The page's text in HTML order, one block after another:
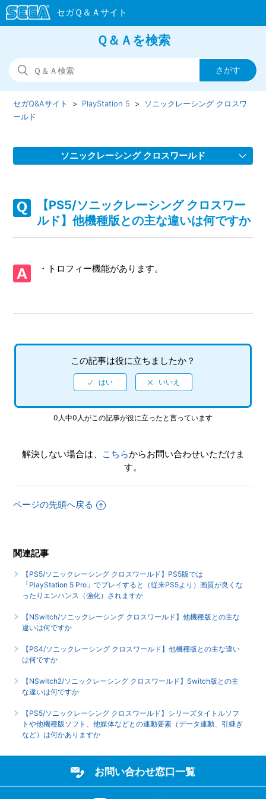
Ｑ＆Ａを検索
セガQ&Aサイト PlayStation 5
ソニックレーシング クロスワ
ールド
ソニックレーシング クロスワールド
組んでゲームが進行しない場合があります
【PS5/ソニックレーシング クロスワールド】フェスタが開
【PS5/ソニックレーシング クロスワールド】体験版はあり
ますか
【PS5/ソニックレーシング クロスワールド】CNTやONTの
ングブーブ」「ウェイト」を使った時、なぜか自分が攻撃さ
【PS5/ソニックレーシング クロスワールド】Steam／Epic
Games Store 版の問い合わせ先はどこですか
【PS5/ソニックレーシング クロスワールド】取扱説明書
（マニュアル）はありますか
【PS5/ソニックレーシング クロスワールド】プレイ動画や
ゲーム画面写真を、動画サイト／SNS等で公開してもいいで
対応していますか（制限されている機能はありますか）
【PS5/ソニックレーシング クロスワールド】ゲームが難し
いのですが、何かコツはありませんか
もっと見る
【PS5/ソニックレーシング クロスワー
ルド】他機種版との主な違いは何ですか
・トロフィー機能があります。
この記事は役に立ちましたか？
0人中0人がこの記事が役に立ったと言っています
解決しない場合は、 こちらからお問い合わせいただけま
す。
ページの先頭へ戻る
関連記事
【PS5/ソニックレーシング クロスワールド】PS5版では
「PlayStation 5 Pro」でプレイすると（従来PS5より）画質が良くな
ったりエンハンス（強化）されますか
【NSwitch/ソニックレーシング クロスワールド】他機種版との主な
違いは何ですか
【PS4/ソニックレーシング クロスワールド】他機種版との主な違い
は何ですか
【NSwitch2/ソニックレーシング クロスワールド】Switch版との主
な違いは何ですか
【PS5/ソニックレーシング クロスワールド】シリーズタイトルソフ
トや他機種版ソフト、他媒体などとの連動要素（データ連動、引継ぎ
など）は何かありますか
お問い合わせ窓口一覧